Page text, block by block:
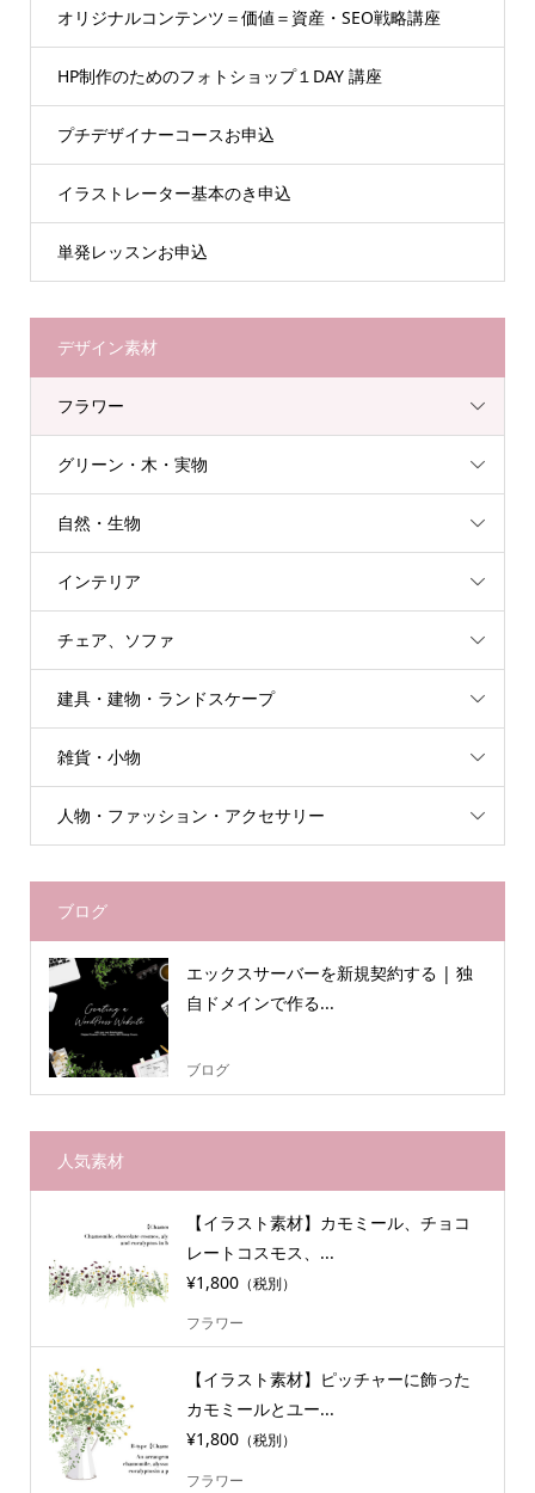
オリジナルコンテンツ＝価値＝資産・SEO戦略講座
HP制作のためのフォトショップ１DAY 講座
プチデザイナーコースお申込
イラストレーター基本のき申込
単発レッスンお申込
デザイン素材
フラワー
グリーン・木・実物
自然・生物
インテリア
チェア、ソファ
建具・建物・ランドスケープ
雑貨・小物
人物・ファッション・アクセサリー
ブログ
エックスサーバーを新規契約する | 独
自ドメインで作る...
ブログ
人気素材
【イラスト素材】カモミール、チョコ
レートコスモス、...
¥1,800（税別）
フラワー
【イラスト素材】ピッチャーに飾った
カモミールとユー...
¥1,800（税別）
フラワー